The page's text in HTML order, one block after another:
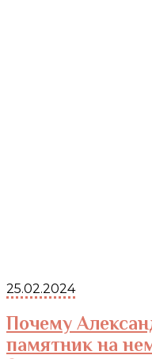
25.02.2024
Почему
памятник на